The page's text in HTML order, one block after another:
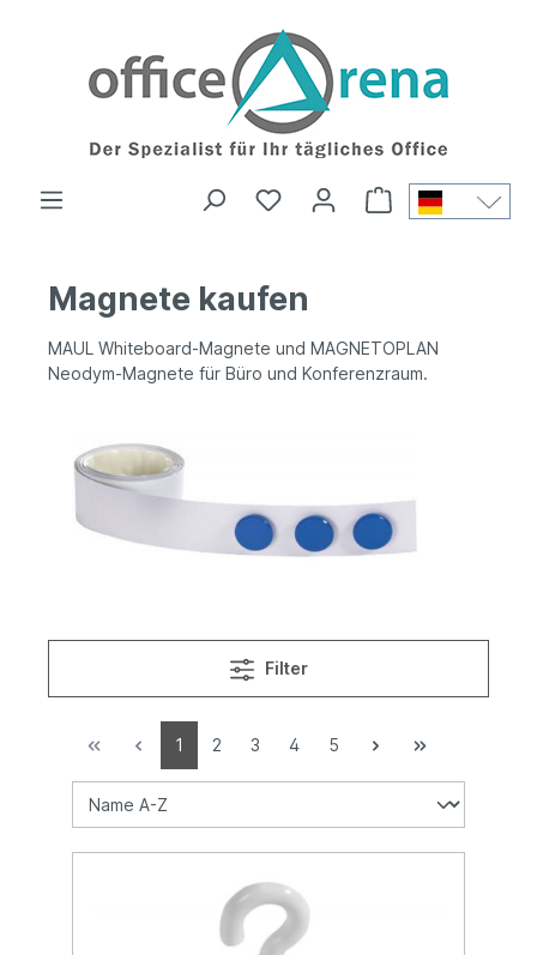
Magnete kaufen
MAUL Whiteboard-Magnete und MAGNETOPLAN
Neodym-Magnete für Büro und Konferenzraum.
Filter
1 2 3 4 5